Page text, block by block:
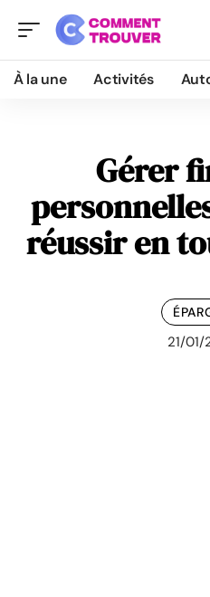
À la une Activités
Gérer
réussir en
21/